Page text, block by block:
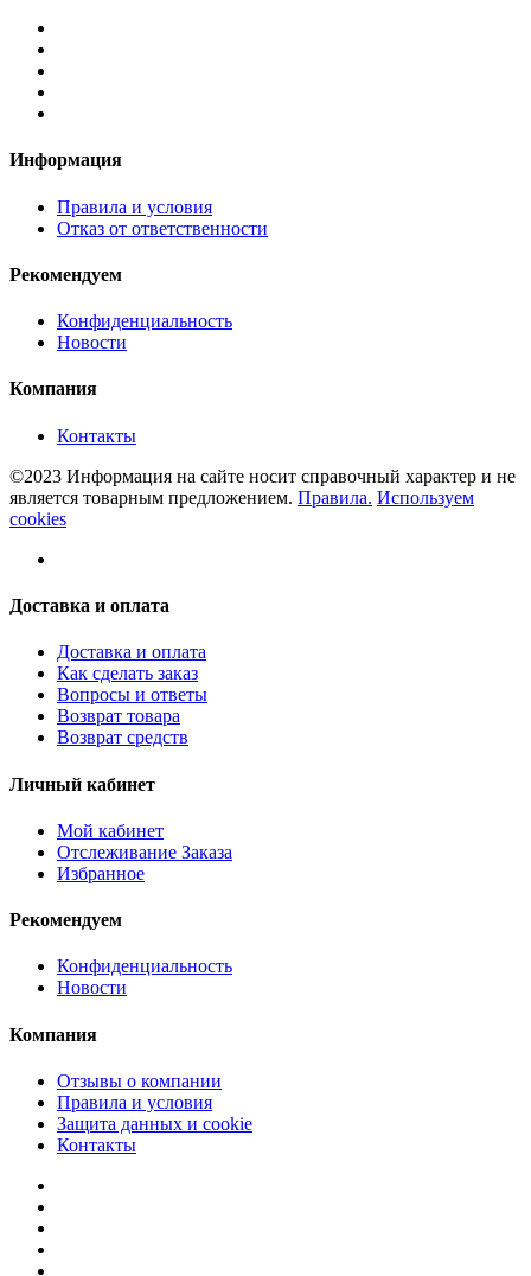
Информация
Правила и условия
Отказ от ответственности
Рекомендуем
Конфиденциальность
Новости
Компания
Контакты
©2023 Информация на сайте носит справочный характер и не
является товарным предложением. Правила. Используем
cookies
Доставка и оплата
Доставка и оплата
Как сделать заказ
Вопросы и ответы
Возврат товара
Возврат средств
Личный кабинет
Мой кабинет
Отслеживание Заказа
Избранное
Рекомендуем
Конфиденциальность
Новости
Компания
Отзывы о компании
Правила и условия
Защита данных и cookie
Контакты